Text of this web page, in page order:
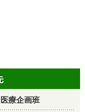
療企画班